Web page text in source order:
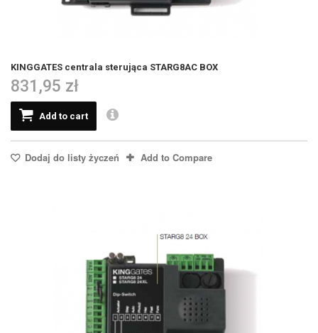
KINGGATES centrala sterująca STARG8AC BOX
831,95 zł
Add to cart
Dodaj do listy życzeń Add to Compare